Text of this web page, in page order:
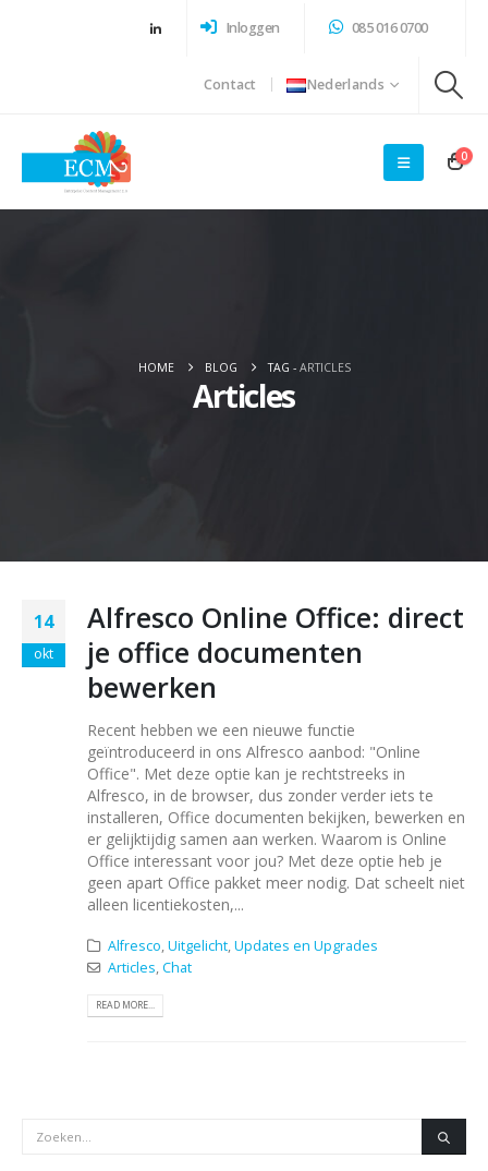
Inloggen 085 016 0700
Contact Nederlands
0
HOME BLOG TAG - ARTICLES
Articles
14
okt
Alfresco Online Office: direct
je office documenten
bewerken
Recent hebben we een nieuwe functie
geïntroduceerd in ons Alfresco aanbod: "Online
Office". Met deze optie kan je rechtstreeks in
Alfresco, in de browser, dus zonder verder iets te
installeren, Office documenten bekijken, bewerken en
er gelijktijdig samen aan werken. Waarom is Online
Office interessant voor jou? Met deze optie heb je
geen apart Office pakket meer nodig. Dat scheelt niet
alleen licentiekosten,...
Alfresco,Uitgelicht,Updates en Upgrades
Articles,Chat
READ MORE...